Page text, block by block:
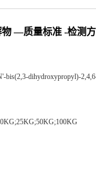
物 —质量标准 -检测
bis(2,3-dihydroxypropyl)-